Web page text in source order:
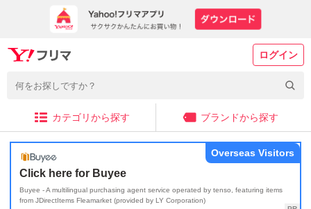
ログイン
カテゴリから探す ブランドから探す
Click here for Buyee
Buyee - A multilingual purchasing agent service operated by tenso, featuring items
from JDirectItems Fleamarket (provided by LY Corporation)
Overseas Visitors